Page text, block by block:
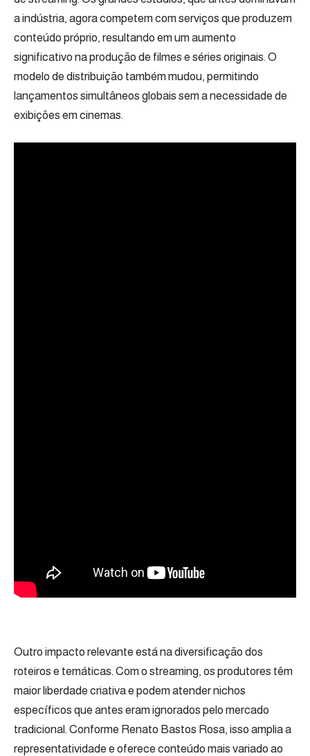
a indústria, agora competem com serviços que produzem
conteúdo próprio, resultando em um aumento
significativo na produção de filmes e séries originais. O
modelo de distribuição também mudou, permitindo
lançamentos simultâneos globais sem a necessidade de
exibições em cinemas.
Outro impacto relevante está na diversificação dos
roteiros e temáticas. Com o streaming, os produtores têm
maior liberdade criativa e podem atender nichos
específicos que antes eram ignorados pelo mercado
tradicional. Conforme Renato Bastos Rosa, isso amplia a
representatividade e oferece conteúdo mais variado ao